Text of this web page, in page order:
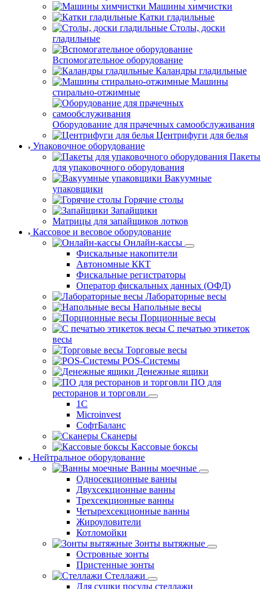
Машины химчистки
Катки гладильные
Столы, доски
гладильные
Вспомогательное оборудование
Каландры гладильные
Машины
стирально-отжимные
Оборудование для прачечных самообслуживания
Центрифуги для белья
Упаковочное оборудование
Пакеты
для упаковочного оборудования
Вакуумные
упаковщики
Горячие столы
Запайщики
Матрицы для запайщиков лотков
Кассовое и весовое оборудование
Онлайн-кассы
Фискальные накопители
Автономные ККТ
Фискальные регистраторы
Оператор фискальных данных (ОФД)
Лабораторные весы
Напольные весы
Порционные весы
С печатью этикеток
весы
Торговые весы
POS-Системы
Денежные ящики
ПО для
ресторанов и торговли
1С
Microinvest
СофтБаланс
Сканеры
Кассовые боксы
Нейтральное оборудование
Ванны моечные
Односекционные ванны
Двухсекционные ванны
Трехсекционные ванны
Четырехсекционные ванны
Жироуловители
Котломойки
Зонты вытяжные
Островные зонты
Пристенные зонты
Стеллажи
Для сушки посуды стеллажи